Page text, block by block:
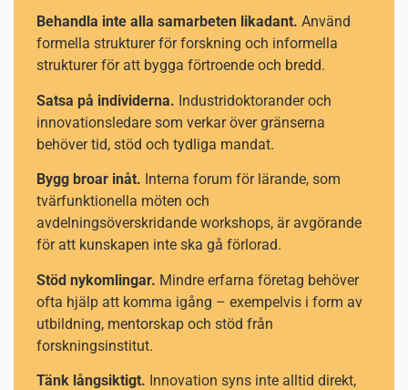
Behandla inte alla samarbeten likadant. Använd
formella strukturer för forskning och informella
strukturer för att bygga förtroende och bredd.
Satsa på individerna. Industridoktorander och
innovationsledare som verkar över gränserna
behöver tid, stöd och tydliga mandat.
Bygg broar inåt. Interna forum för lärande, som
tvärfunktionella möten och
avdelningsöverskridande workshops, är avgörande
för att kunskapen inte ska gå förlorad.
Stöd nykomlingar. Mindre erfarna företag behöver
ofta hjälp att komma igång – exempelvis i form av
utbildning, mentorskap och stöd från
forskningsinstitut.
Tänk långsiktigt. Innovation syns inte alltid direkt,